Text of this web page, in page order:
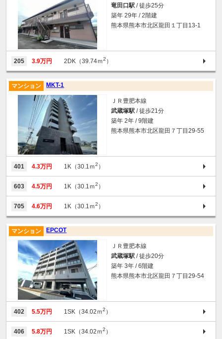
竜田口駅 / 徒歩25分
築年 29年 / 2階建
熊本県熊本市北区龍田１丁目13-1
205 3.9万円 2DK（39.74ｍ2 ）
MKT-1
マンション
ＪＲ豊肥本線
武蔵塚駅 / 徒歩21分
築年 2年 / 9階建
熊本県熊本市北区龍田７丁目29-55
401 4.3万円 1K（30.1ｍ2 ）
603 4.5万円 1K（30.1ｍ2 ）
705 4.6万円 1K（30.1ｍ2 ）
EPCOT
マンション
ＪＲ豊肥本線
武蔵塚駅 / 徒歩20分
築年 3年 / 6階建
熊本県熊本市北区龍田７丁目29-54
402 5.5万円 1SK（34.02ｍ2 ）
406 5.8万円 1SK（34.02ｍ2 ）